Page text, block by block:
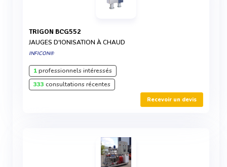
TRIGON BCG552
JAUGES D'IONISATION À CHAUD
INFICON®
1professionnels intéressés
333 consultations récentes
Recevoir un devis